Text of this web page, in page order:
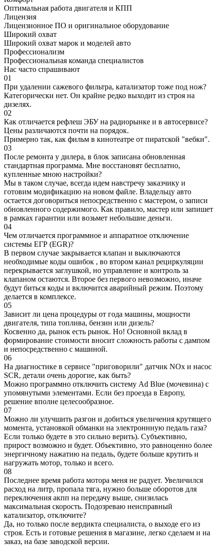
Оптимальная работа двигателя и КПП
Лицензия
Лицензионное ПО и оригинальное оборудование
Широкий охват
Широкий охват марок и моделей авто
Профессионализм
Профессиональная команда специалистов
Нас часто спрашивают
01
При удалении сажевого фильтра, катализатор тоже под нож?
Категорически нет. Он крайне редко выходит из строя на
дизелях.
02
Как отличается рефлеш ЭБУ на радиорынке и в автосервисе?
Цены различаются почти на порядок.
Примерно так, как фильм в кинотеатре от пиратской "вебки".
03
После ремонта у дилера, в блок записана обновленная
стандартная программа. Мне восстановят бесплатно,
купленные мною настройки?
Мы в таком случае, всегда идем навстречу заказчику и
готовим модификацию на новом файле. Владельцу авто
остается договориться непосредственно с мастером, о записи
обновленного содержимого. Как правило, мастер или запишет
в рамках гарантии или возьмет небольшие деньги.
04
Чем отличается программное и аппаратное отключение
системы ЕГР (EGR)?
В первом случае закрывается клапан и выключаются
необходимые коды ошибок , во втором канал рециркуляции
перекрывается заглушкой, но управление и контроль за
клапаном остаются. Второе без первого невозможно, иначе
будут биться коды и включится аварийный режим. Поэтому
делается в комплексе.
05
Зависит ли цена процедуры от года машины, мощности
двигателя, типа топлива, бензин или дизель?
Косвенно да, рынок есть рынок. Но! Основной вклад в
формирование стоимости вносит сложность работы с дампом
и непосредственно с машиной.
06
На диагностике в сервисе "приговорили" датчик NOx и насос
SCR, детали очень дорогие, как быть?
Можно программно отключить систему Ad Blue (мочевина) с
упомянутыми элементами. Если без проезда в Европу,
решение вполне целесообразное.
07
Можно ли улучшить разгон и добиться увеличения крутящего
момента, установкой обманки на электроннную педаль газа?
Если только будете в это сильно верить). Субъективно,
прирост возможно и будет. Объективно, это равноценно более
энергичному нажатию на педаль, будете больше крутить и
нагружать мотор, только и всего.
08
Последнее время работа мотора меня не радует. Увеличился
расход на литр, пропала тяга, нужно больше оборотов для
переключения акпп на передачу выше, снизилась
максимальная скорость. Подозреваю неисправный
катализатор, отключите?
Да, но только после вердикта специалиста, о выходе его из
строя. Есть и готовые решения в магазине, легко сделаем и на
заказ, на базе заводской версии.